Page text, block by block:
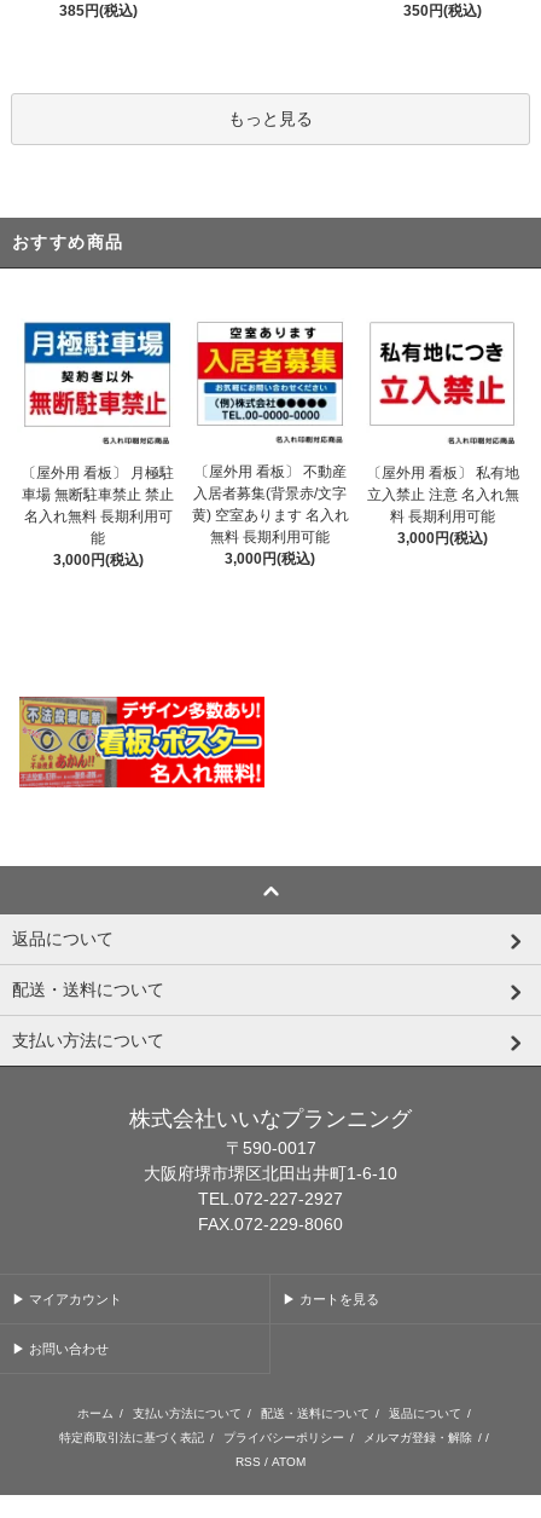
385円(税込)
350円(税込)
もっと見る
おすすめ商品
〔屋外用 看板〕 月極駐
車場 無断駐車禁止 禁止
名入れ無料 長期利用可
能
3,000円(税込)
〔屋外用 看板〕 不動産
入居者募集(背景赤/文字
黄) 空室あります 名入れ
無料 長期利用可能
3,000円(税込)
〔屋外用 看板〕 私有地
立入禁止 注意 名入れ無
料 長期利用可能
3,000円(税込)
返品について
配送・送料について
支払い方法について
株式会社いいなプランニング
〒590-0017
大阪府堺市堺区北田出井町1-6-10
TEL.072-227-2927
FAX.072-229-8060
▶ マイアカウント ▶ カートを見る
▶ お問い合わせ
ホーム / 支払い方法について / 配送・送料について / 返品について /
特定商取引法に基づく表記 / プライバシーポリシー / メルマガ登録・解除 / /
RSS / ATOM